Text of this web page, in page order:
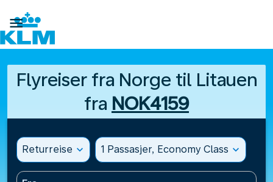

Flyreiser fra Norge til Litauen
fra NOK4159
Returreise expand_more 1 Passasjer, Economy Class expand_more